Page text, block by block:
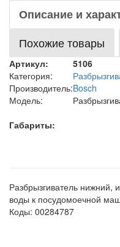
Описание и
Похожие товары
Артикул:
5106
Категория:
Производитель:Bosch
Модель:
Габариты:
Разбрызгиватель нижний,
воды к посудомоечной
Коды: 00284787